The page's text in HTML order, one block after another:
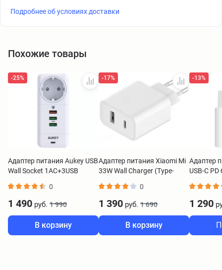
Подробнее об условиях доставки
Похожие товары
-25%
Адаптер питания Aukey USB
Wall Socket 1AC+3USB
0
1 490 руб. 1 990
В корзину
-17%
Адаптер питания Xiaomi Mi
33W Wall Charger (Type-
0
1 390 руб. 1 690
В корзину
-13%
Адаптер
USB-C
1 290